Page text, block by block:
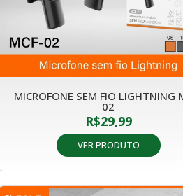
MICROFONE SEM FIO LIGHTNING
02
R$29,99
VER PRODUTO